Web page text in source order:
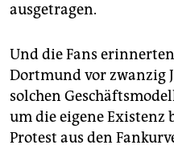
ausgetragen.
Und die Fans
Dortmund vor zwanzig
solchen
um die eigene Existenz
Protest aus den